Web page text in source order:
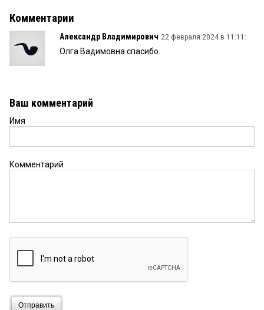
Комментарии
Александр Владимирович 22 февраля 2024 в 11:11:
Олга Вадимовна спасибо.
Ваш комментарий
Имя
Комментарий
Отправить